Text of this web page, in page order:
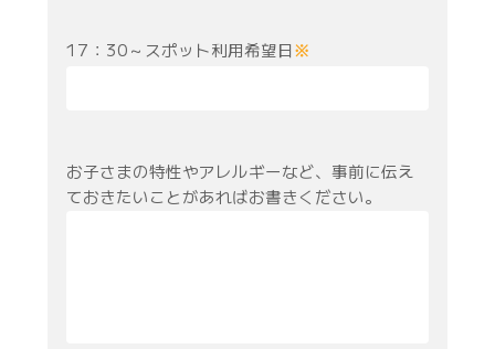
17：30～スポット利用希望日 ※
お子さまの特性やアレルギーなど、事前に伝え
ておきたいことがあればお書きください。